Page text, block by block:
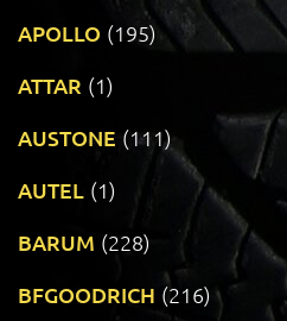
APOLLO (195)
ATTAR (1)
AUSTONE (111)
AUTEL (1)
BARUM (228)
BFGOODRICH (216)